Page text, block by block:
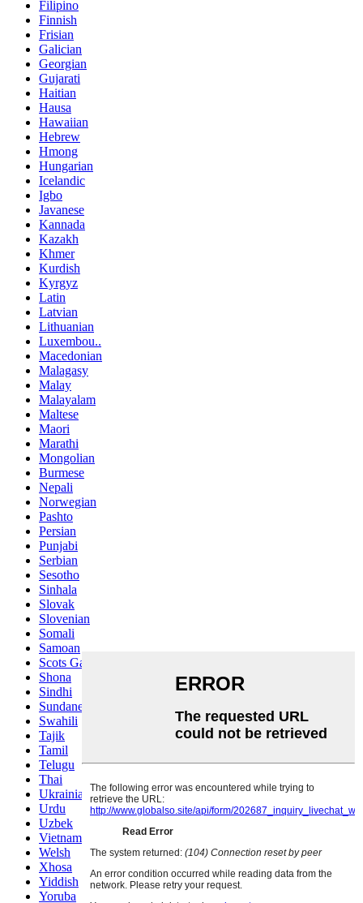
Filipino
Finnish
Frisian
Galician
Georgian
Gujarati
Haitian
Hausa
Hawaiian
Hebrew
Hmong
Hungarian
Icelandic
Igbo
Javanese
Kannada
Kazakh
Khmer
Kurdish
Kyrgyz
Latin
Latvian
Lithuanian
Luxembou..
Macedonian
Malagasy
Malay
Malayalam
Maltese
Maori
Marathi
Mongolian
Burmese
Nepali
Norwegian
Pashto
Persian
Punjabi
Serbian
Sesotho
Sinhala
Slovak
Slovenian
Somali
Samoan
Scots Gaelic
Shona
Sindhi
Sundanese
Swahili
Tajik
Tamil
Telugu
Thai
Ukrainian
Urdu
Uzbek
Vietnamese
Welsh
Xhosa
Yiddish
Yoruba